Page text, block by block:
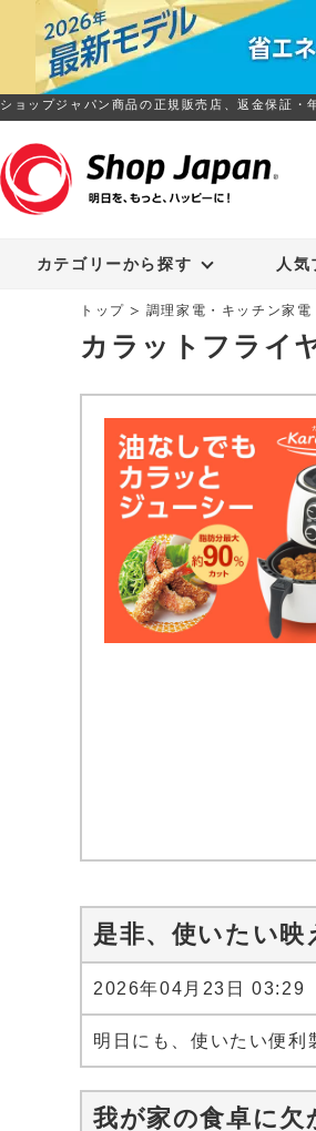
ショップジャパン商品の正規販売店、返金保証・
カテゴリーから探す 人
トップ 調理家電・キッチン家電
カラットフライ
是非、使いたい映
2026年04月23日
明日にも、使いたい便利
我が家の食卓に欠